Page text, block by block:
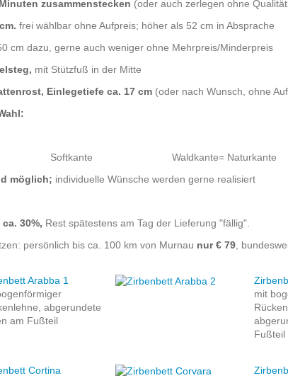
zusammenstecken (oder auch zerlegen ohne
frei wählbar ohne Aufpreis; höher als 52 cm in Absprache
cm dazu, gerne auch weniger ohne Mehrpreis/Minderpreis
mit Stützfuß in der Mitte
Einlegetiefe ca. 17 cm (oder nach Wunsch, ohne
Waldkante= Naturkante
möglich; individuelle Wünsche werden gerne realisiert
30%, Rest spätestens am Tag der Lieferung "fällig".
persönlich bis ca. 100 km von Murnau nur € 79,
Arabba 1
abgerundete
am Fußteil
mit
Fußteil
Cortina